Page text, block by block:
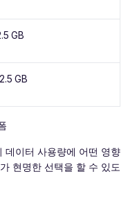
GB
GB
데이터 사용량에 어떤 영향
현명한 선택을 할 수 있도